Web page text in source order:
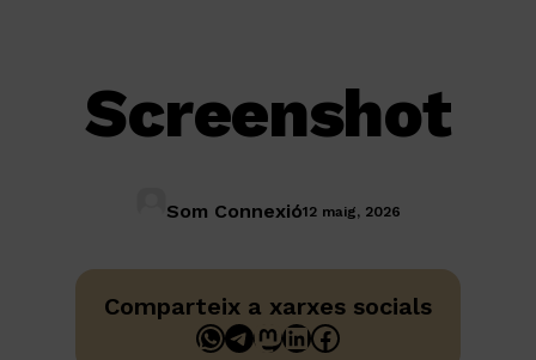
Screenshot
Som Connexió12 maig, 2026
Comparteix a xarxes socials
WhatsApp
Telegram
Mastodon
LinkedIn
Facebook